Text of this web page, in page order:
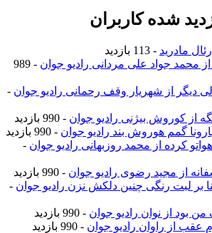
شده کاربران
مادرید- 113 بازدید
از محمد جواد علی مردانی رادیو جوان
- 989
دیگر از شهریار وقف رحمانی رادیو جوان-
از کوروش بیژنی رادیو جوان- 990 بازدید
گمم هوروش بند رادیو جوان- 990 بازدید
کرده از محمد روزبهانی رادیو جوان-
از مجید رضوی رادیو جوان- 990 بازدید
بر لبت رنگی چنین دلکش نزن رادیو جوان-
بود از نوان رادیو جوان- 990 بازدید
عقب از راوان رادیو جوان- 990 بازدید